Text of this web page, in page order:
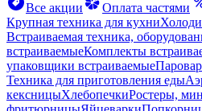
Все акции
Оплата частями
Крупная техника для кухни
Встраиваемая техника,
встраиваемыеКомплекты
упаковщики встраиваемые
Техника для приготовления еды
кексницыХлебопечкиРостеры,